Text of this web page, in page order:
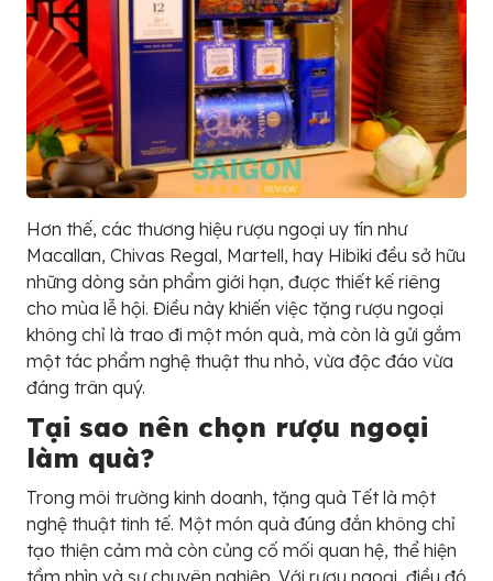
Hơn thế, các thương hiệu rượu ngoại uy tín như
Macallan, Chivas Regal, Martell, hay Hibiki đều sở hữu
những dòng sản phẩm giới hạn, được thiết kế riêng
cho mùa lễ hội. Điều này khiến việc tặng rượu ngoại
không chỉ là trao đi một món quà, mà còn là gửi gắm
một tác phẩm nghệ thuật thu nhỏ, vừa độc đáo vừa
đáng trân quý.
Tại sao nên chọn rượu ngoại
làm quà?
Trong môi trường kinh doanh, tặng quà Tết là một
nghệ thuật tinh tế. Một món quà đúng đắn không chỉ
tạo thiện cảm mà còn củng cố mối quan hệ, thể hiện
tầm nhìn và sự chuyên nghiệp. Với rượu ngoại, điều đó